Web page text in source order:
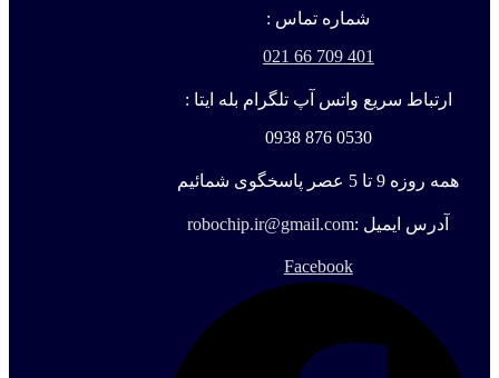
شماره تماس :
401 709 66 021
ارتباط سریع واتس آپ تلگرام بله ایتا :
0530 876 0938
همه روزه 9 تا 5 عصر پاسخگوی شمائیم
آدرس ایمیل :robochip.ir@gmail.com
Facebook